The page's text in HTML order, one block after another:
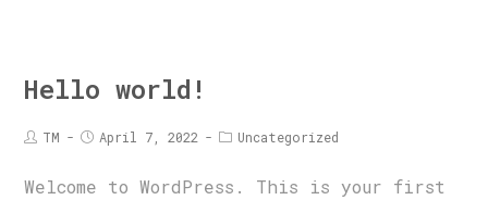
Hello world!
TM April 7, 2022 Uncategorized
Welcome to WordPress. This is your first